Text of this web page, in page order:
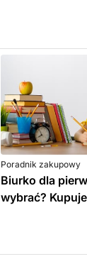
Poradnik zakupowy
Biurko dla
wybrać?